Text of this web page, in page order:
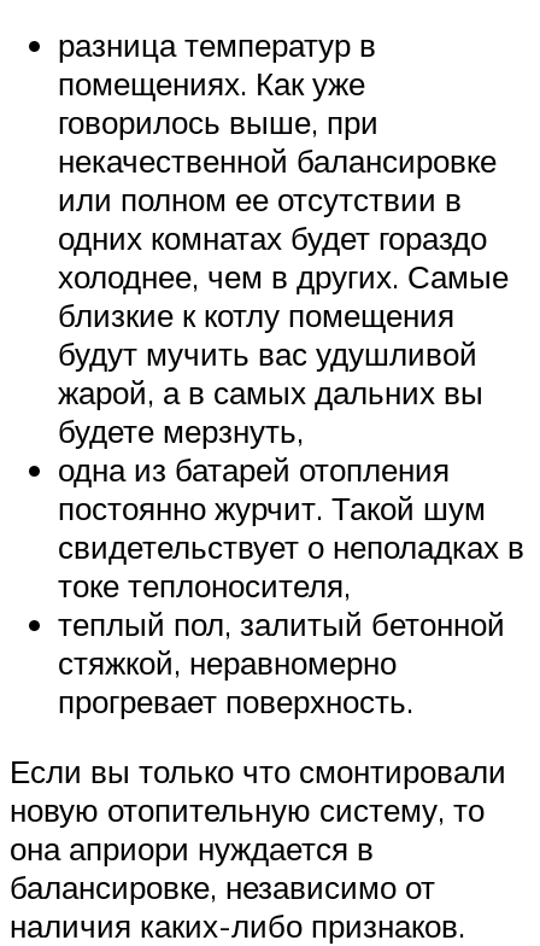
разница температур в
помещениях. Как уже
говорилось выше, при
некачественной балансировке
или полном ее отсутствии в
одних комнатах будет гораздо
холоднее, чем в других. Самые
близкие к котлу помещения
будут мучить вас удушливой
жарой, а в самых дальних вы
будете мерзнуть,
одна из батарей отопления
постоянно журчит. Такой шум
свидетельствует о неполадках в
токе теплоносителя,
теплый пол, залитый бетонной
стяжкой, неравномерно
прогревает поверхность.
Если вы только что смонтировали
новую отопительную систему, то
она априори нуждается в
балансировке, независимо от
наличия каких-либо признаков.